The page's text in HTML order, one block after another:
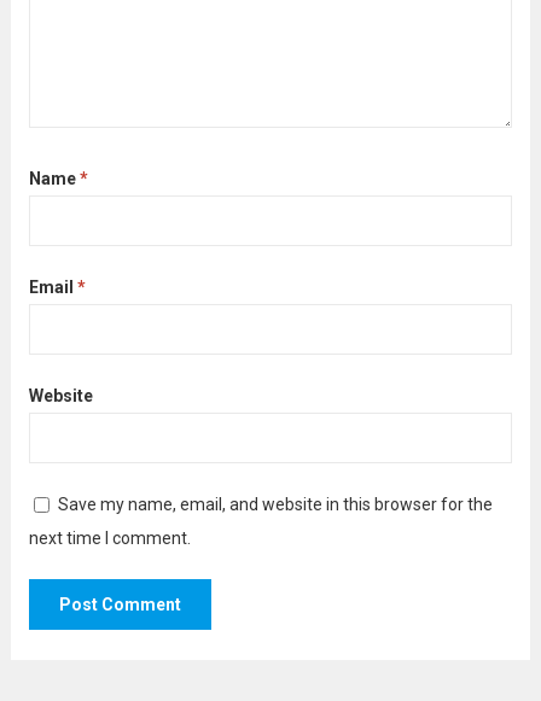
Name*
Email *
Website
Save my name, email, and website in this browser for the
next time I comment.